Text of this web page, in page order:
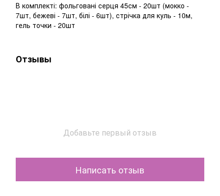
В комплекті: фольговані серця 45см - 20шт (мокко -
7шт, бежеві - 7шт, білі - 6шт), стрічка для куль - 10м,
гель точки - 20шт
Отзывы
Добавьте первый отзыв
Написать отзыв